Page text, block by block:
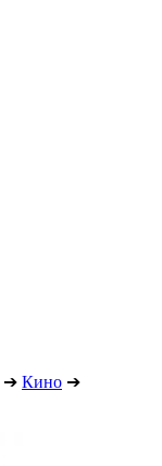
➔ Кино ➔